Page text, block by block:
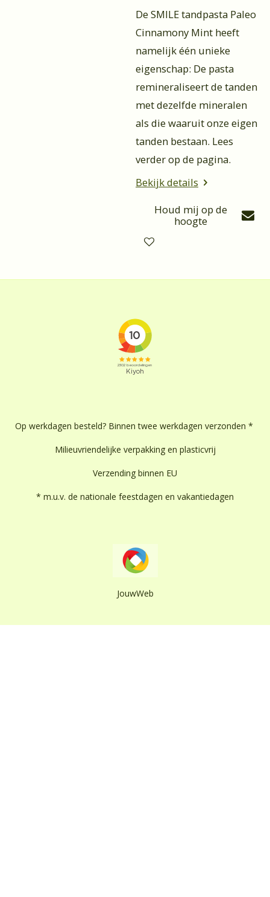
De SMILE tandpasta Paleo
Cinnamony Mint heeft
namelijk één unieke
eigenschap: De pasta
remineraliseert de tanden
met dezelfde mineralen
als die waaruit onze eigen
tanden bestaan. Lees
verder op de pagina.
Bekijk details
Houd mij op de
hoogte
Op werkdagen besteld? Binnen twee werkdagen verzonden *
Milieuvriendelijke verpakking en plasticvrij
Verzending binnen EU
* m.u.v. de nationale feestdagen en vakantiedagen
JouwWeb